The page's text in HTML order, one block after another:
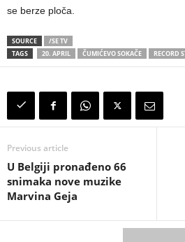
se berze ploča.
SOURCE
/SE TV
TAGS
20. APRIL ČUMIĆEVO SOKAČE RECORD
Previous article
U Belgiji pronađeno 66
snimaka nove muzike
Marvina Geja